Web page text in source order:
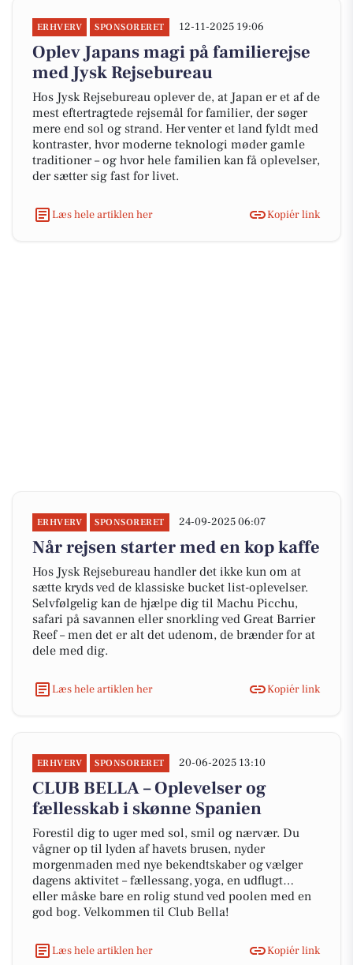
ERHVERV SPONSORERET 12-11-2025 19:06
Oplev Japans magi på familierejse
med Jysk Rejsebureau
Hos Jysk Rejsebureau oplever de, at Japan er et af de
mest eftertragtede rejsemål for familier, der søger
mere end sol og strand. Her venter et land fyldt med
kontraster, hvor moderne teknologi møder gamle
traditioner – og hvor hele familien kan få oplevelser,
der sætter sig fast for livet.
Læs hele artiklen her Kopiér link
ERHVERV SPONSORERET 24-09-2025 06:07
Når rejsen starter med en kop kaffe
Hos Jysk Rejsebureau handler det ikke kun om at
sætte kryds ved de klassiske bucket list-oplevelser.
Selvfølgelig kan de hjælpe dig til Machu Picchu,
safari på savannen eller snorkling ved Great Barrier
Reef – men det er alt det udenom, de brænder for at
dele med dig.
Læs hele artiklen her Kopiér link
ERHVERV SPONSORERET 20-06-2025 13:10
CLUB BELLA – Oplevelser og
fællesskab i skønne Spanien
Forestil dig to uger med sol, smil og nærvær. Du
vågner op til lyden af havets brusen, nyder
morgenmaden med nye bekendtskaber og vælger
dagens aktivitet – fællessang, yoga, en udflugt…
eller måske bare en rolig stund ved poolen med en
god bog. Velkommen til Club Bella!
Læs hele artiklen her Kopiér link